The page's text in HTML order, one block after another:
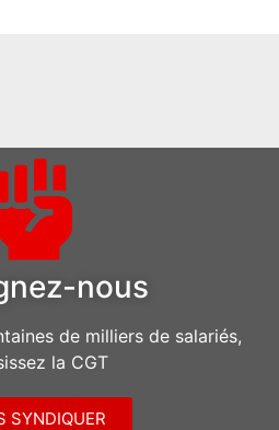
nous
de milliers de salariés,
la CGT
SYNDIQUER